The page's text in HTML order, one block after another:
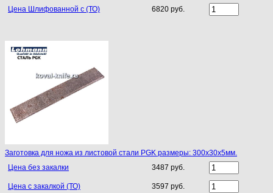
Цена Шлифованной с (ТО) 6820 руб.
Заготовка для ножа из листовой стали PGK размеры: 300х30х5мм.
Цена без закалки
3487 руб.
Цена с закалкой (ТО) 3597 руб.